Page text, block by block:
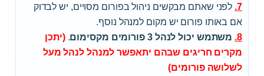
7. לפני שאתם מבקשים ניהול בפורום מסויים, יש לבדוק
אם באותו פורום יש מקום למנהל נוסף.
8. משתמש יכול לנהל 3 פורומים מקסימום .(יתכן
מקרים חריגים שבהם יתאפשר למנהל לנהל מעל
לשלושה פורומים)